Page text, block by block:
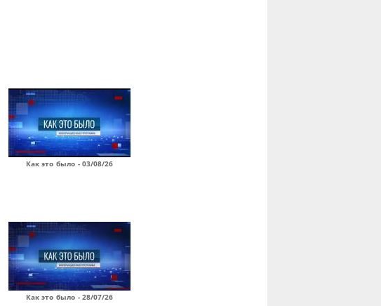
Как это было - 03/08/26
Как это было - 28/07/26